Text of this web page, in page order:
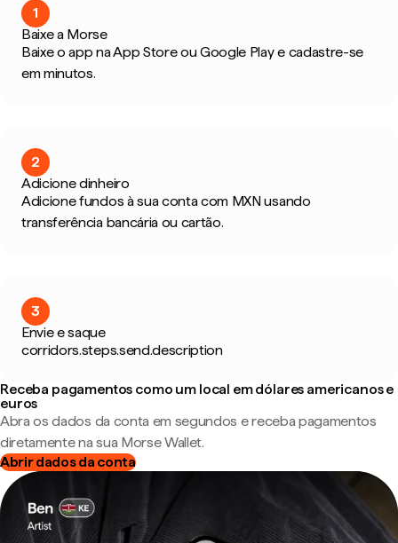
1
Baixe a Morse
Baixe o app na App Store ou Google Play e cadastre-se
em minutos.
2
Adicione dinheiro
Adicione fundos à sua conta com MXN usando
transferência bancária ou cartão.
3
Envie e saque
corridors.steps.send.description
Receba pagamentos como um local em dólares americanos e
euros
Abra os dados da conta em segundos e receba pagamentos
diretamente na sua Morse Wallet.
Abrir dados da conta